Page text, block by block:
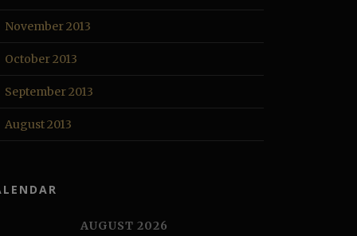
November 2013
October 2013
September 2013
August 2013
AUGUST 2026